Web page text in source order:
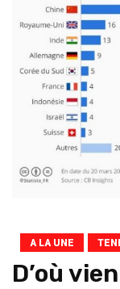
A LA UNE
D’où